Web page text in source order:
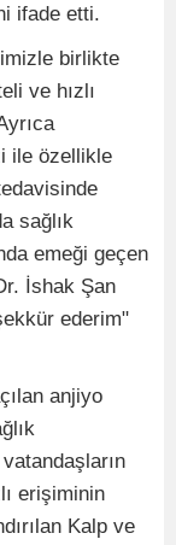
ifade etti.
birlikte
ve hızlı
ile özellikle
sağlık
emeği geçen
İshak Şan
ederim"
anjiyo
erişiminin
Kalp ve